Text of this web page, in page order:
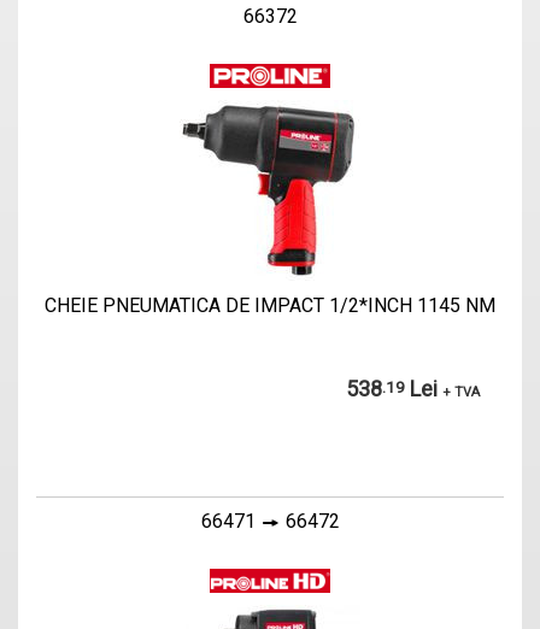
66372
CHEIE PNEUMATICA DE IMPACT 1/2*INCH 1145 NM
538.19 Lei + TVA
66471 66472